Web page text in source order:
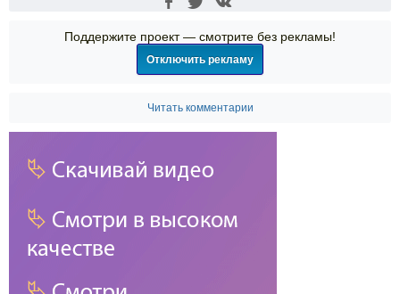
Поддержите проект — смотрите без рекламы!
Отключить рекламу
Читать комментарии